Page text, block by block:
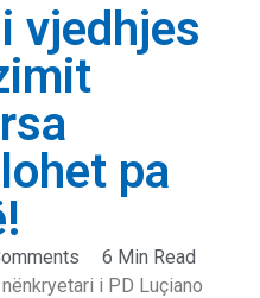
vjedhjes
pa
6 Min Read
i PD Luçiano